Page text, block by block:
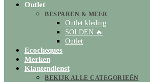
Outlet
BESPAREN & MEER
Outlet kleding
SOLDEN 🔥
Outlet
Ecocheques
Merken
Klantendienst
BEKIJK ALLE CATEGORIEËN